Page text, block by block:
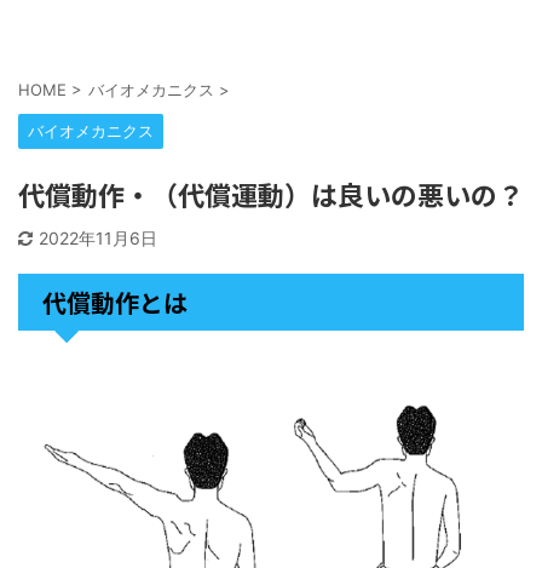
HOME > バイオメカニクス >
バイオメカニクス
代償動作・（代償運動）は良いの悪いの？
2022年11月6日
代償動作とは